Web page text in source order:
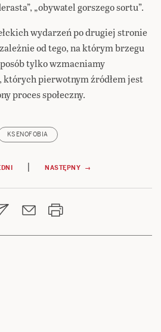
„obywatel gorszego sortu”.
wydarzeń po drugiej stronie
od tego, na którym brzegu
tylko wzmacniamy
których pierwotnym źródłem jest
proces społeczny.
KSENOFOBIA
| NASTĘPNY →